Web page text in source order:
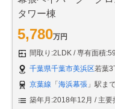
タワー棟
5,780万円
間取り:2LDK
専有面積
千葉県千葉市美浜区若葉3
京葉線 「 海浜幕張 」駅ま
築年月:2018年12月
主要